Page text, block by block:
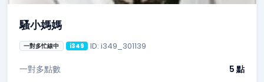
騷小媽媽
一對多忙線中 i349 ID: i349_301139
一對多點數 5 點